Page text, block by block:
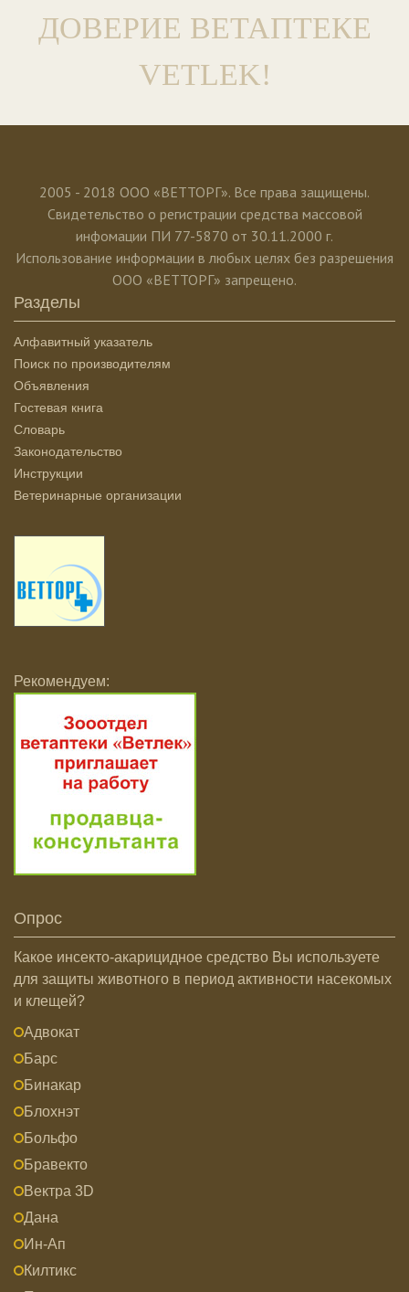
ДОВЕРИЕ ВЕТАПТЕКЕ
VETLEK!
2005 - 2018 ООО «ВЕТТОРГ». Все права защищены.
Свидетельство о регистрации средства массовой
инфомации ПИ 77-5870 от 30.11.2000 г.
Использование информации в любых целях без разрешения
ООО «ВЕТТОРГ» запрещено.
Разделы
Алфавитный указатель
Поиск по производителям
Объявления
Гостевая книга
Словарь
Законодательство
Инструкции
Ветеринарные организации
Рекомендуем:
Опрос
Какое инсекто-акарицидное средство Вы используете
для защиты животного в период активности насекомых
и клещей?
Адвокат
Барс
Бинакар
Блохнэт
Больфо
Бравекто
Вектра 3D
Дана
Ин-Ап
Килтикс